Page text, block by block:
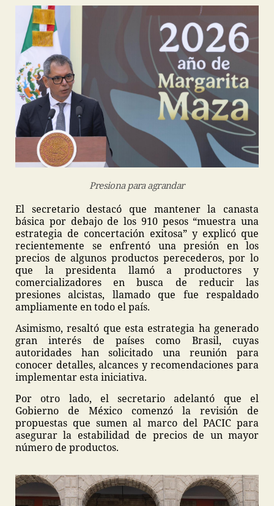
Presiona para agrandar
El secretario destacó que mantener la canasta
básica por debajo de los 910 pesos “muestra una
estrategia de concertación exitosa” y explicó que
recientemente se enfrentó una presión en los
precios de algunos productos perecederos, por lo
que la presidenta llamó a productores y
comercializadores en busca de reducir las
presiones alcistas, llamado que fue respaldado
ampliamente en todo el país.
Asimismo, resaltó que esta estrategia ha generado
gran interés de países como Brasil, cuyas
autoridades han solicitado una reunión para
conocer detalles, alcances y recomendaciones para
implementar esta iniciativa.
Por otro lado, el secretario adelantó que el
Gobierno de México comenzó la revisión de
propuestas que sumen al marco del PACIC para
asegurar la estabilidad de precios de un mayor
número de productos.